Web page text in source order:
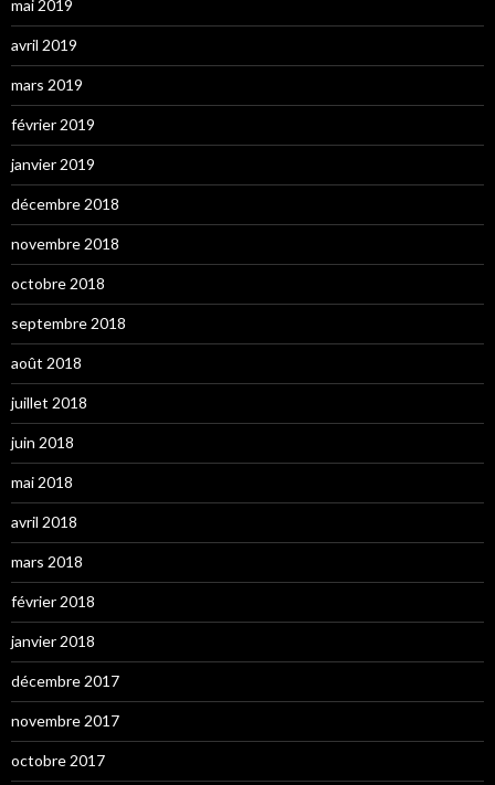
mai 2019
avril 2019
mars 2019
février 2019
janvier 2019
décembre 2018
novembre 2018
octobre 2018
septembre 2018
août 2018
juillet 2018
juin 2018
mai 2018
avril 2018
mars 2018
février 2018
janvier 2018
décembre 2017
novembre 2017
octobre 2017